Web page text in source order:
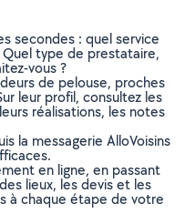
secondes : quel service
Quel type de prestataire,
vous ?
de pelouse, proches
leur profil, consultez les
réalisations, les notes
la messagerie AlloVoisins
en ligne, en passant
lieux, les devis et les
à chaque étape de votre